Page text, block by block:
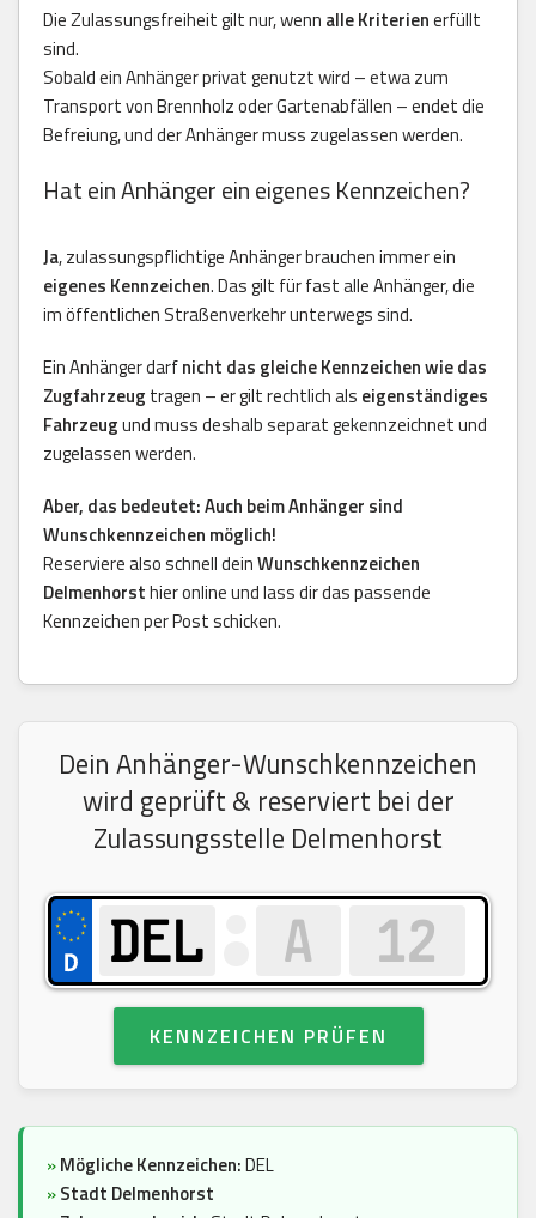
Die Zulassungsfreiheit gilt nur, wenn alle Kriterienerfüllt
sind.
Sobald ein Anhänger privat genutzt wird – etwa zum
Transport von Brennholz oder Gartenabfällen – endet die
Befreiung, und der Anhänger muss zugelassen werden.
Hat ein Anhänger ein eigenes Kennzeichen?
Ja, zulassungspflichtige Anhänger brauchen immer ein
eigenes Kennzeichen. Das gilt für fast alle Anhänger, die
im öffentlichen Straßenverkehr unterwegs sind.
Ein Anhänger darfnicht das gleiche Kennzeichen wie das
Zugfahrzeug tragen – er gilt rechtlich als eigenständiges
Fahrzeugund muss deshalb separat gekennzeichnet und
zugelassen werden.
Aber, das bedeutet: Auch beim Anhänger sind
Wunschkennzeichen möglich!
Reserviere also schnell deinWunschkennzeichen
Delmenhorsthier online und lass dir das passende
Kennzeichen per Post schicken.
Dein Anhänger-Wunschkennzeichen
wird geprüft & reserviert bei der
Zulassungsstelle Delmenhorst
KENNZEICHEN PRÜFEN
»Mögliche Kennzeichen:DEL
»Stadt Delmenhorst